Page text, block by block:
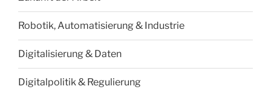
Robotik, Automatisierung & Industrie
Digitalisierung & Daten
Digitalpolitik & Regulierung